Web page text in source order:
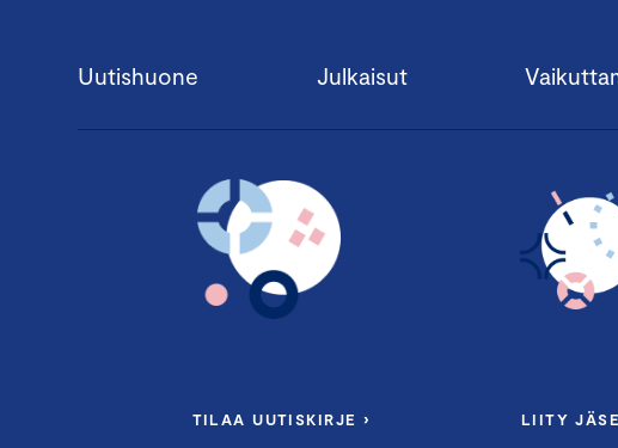
Uutishuone Julkaisut
TILAA UUTISKIRJE › LIITY